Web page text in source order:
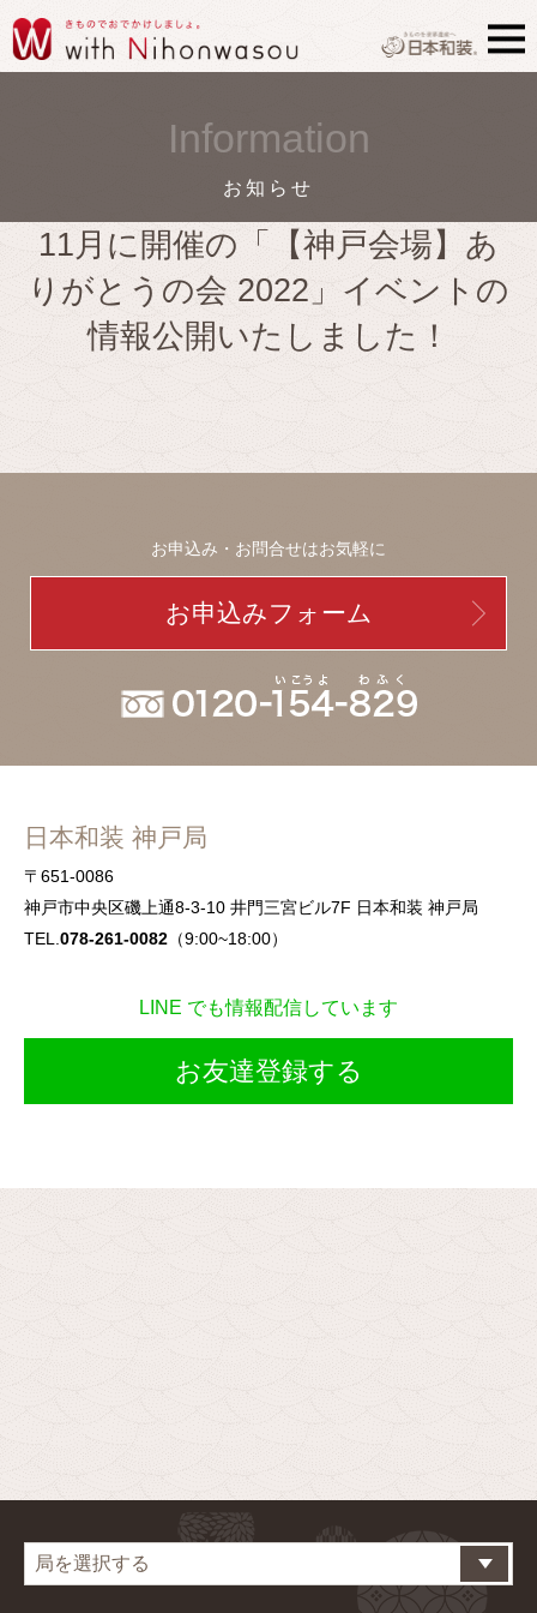
Information
お知らせ
11月に開催の「【神戸会場】あ
りがとうの会 2022」イベントの
情報公開いたしました！
お申込み・お問合せはお気軽に
お申込みフォーム
日本和装 神戸局
〒651-0086
神戸市中央区磯上通8-3-10 井門三宮ビル7F 日本和装 神戸局
TEL. 078-261-0082 （9:00~18:00）
LINE でも情報配信しています
お友達登録する